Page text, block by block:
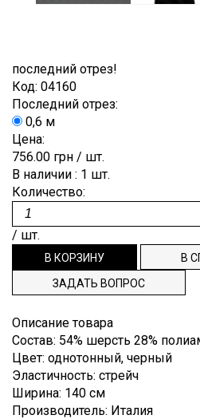
Деним
Джерси
punto
milano
Жаккард
Кади
Клетка
Креп
Крепдешин
Купонные
ткани
Лоден
Мех
Лён
Полиэстр
Шёлк
Шерсть
Brunello
Cerruti
Dior
Emilio
Pucci
Escada
Etro
Gucci
Hugo
Boss
Louis
Vuitton
Loro
Piana
MaxMara
Костюмные
Пальтовые,
плащевые
Плательные
Подкладочные
Рубашечные
В
ПРОДАЖЕ
ЛЕНТА
ТЕСЬМА,
ДОВЯЗЫ
ЭТИКЕТКИ
ЖЕЛАНИЙ
ТЕХПОДДЕРЖКА
ИНФОРМАЦИЯ
НАША
ФИЛОСОФИЯ
ИНФОРМАЦИЯ
ДЛЯ
ПОКУПАТЕЛЯ
И ОПЛАТА
СОТРУДНИЧЕСТВО
ОТЗЫВЫ
последний отрез!
Код: 04160
Последний отрез:
0,6 м
Цена:
756.00 грн / шт.
В наличии : 1 шт.
Количество:
/ шт.
ЗАДАТЬ ВОПРОС
Описание товара
Состав: 54% шерсть 28%
Цвет: однотонный, черный
Эластичность: стрейч
Ширина: 140 см
Производитель: Италия